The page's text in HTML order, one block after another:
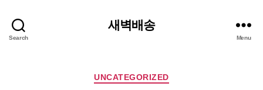
Search
새벽배송
Menu
Categories
UNCATEGORIZED